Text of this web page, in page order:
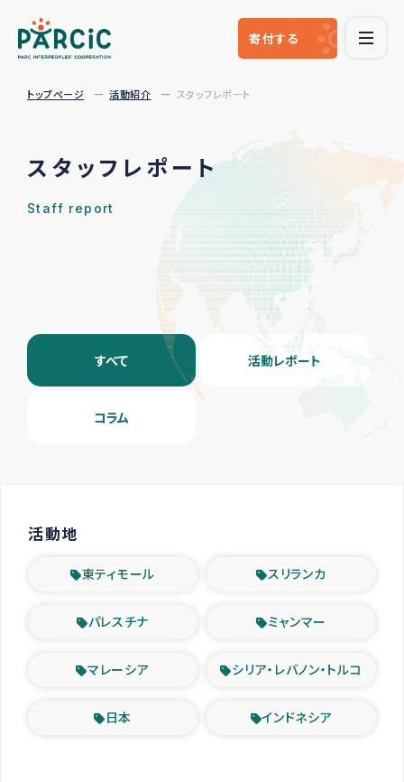
寄付する
トップページ 活動紹介 スタッフレポート
スタッフレポート
Staff report
すべて 活動レポート
コラム
活動地
東ティモール スリランカ
パレスチナ ミャンマー
マレーシア シリア・レバノン・トルコ
日本 インドネシア